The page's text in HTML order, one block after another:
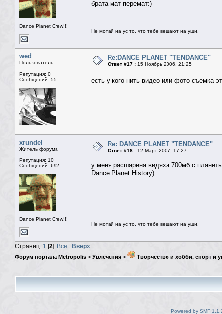
Dance Planet Crew!!!
брата мат перемат:)
Не мотай на ус то, что тебе вешают на уши.
wed
Пользователь
Репутация: 0
Сообщений: 55
Re:DANCE PLANET "TENDANCE"
Ответ #17 : 15 Ноябрь 2006, 21:25
есть у кого нить видео или фото съемка
xrundel
Житель форума
Репутация: 10
Сообщений: 692
Dance Planet Crew!!!
Re: DANCE PLANET "TENDANCE"
Ответ #18 : 12 Март 2007, 17:27
у меня расшарена видяха 700мб с
Dance Planet History)
Не мотай на ус то, что тебе вешают на уши.
Страниц: 1 [2] Все Вверх
Форум портала Metropolis > Увлечения > Творчество и хобби, спорт и
Powered by SMF